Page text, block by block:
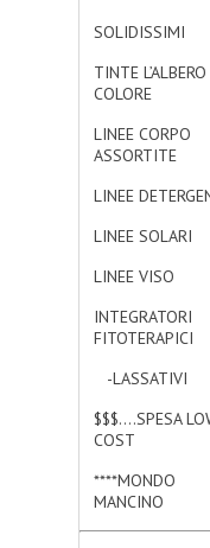
SOLIDISSIMI
TINTE
COLORE
LINEE CORPO
ASSORTITE
LINEE
LINEE SOLARI
LINEE VISO
INTEGRATORI
FITOTERAPICI
-LASSATIVI
$$$....SPESA
COST
****MONDO
MANCINO